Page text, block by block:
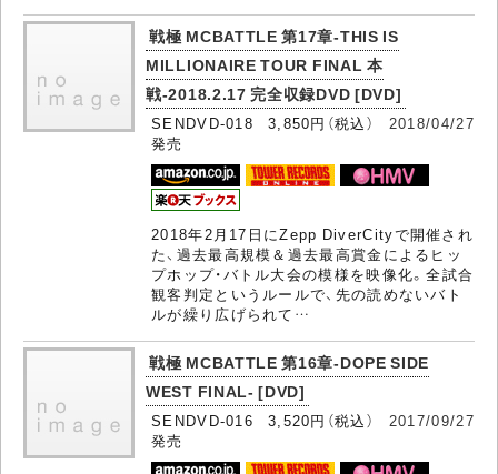
戦極 MCBATTLE 第17章-THIS IS
MILLIONAIRE TOUR FINAL 本
戦-2018.2.17 完全収録DVD [DVD]
SENDVD-018 3,850円（税込） 2018/04/27
発売
2018年2月17日にZepp DiverCityで開催され
た、過去最高規模＆過去最高賞金によるヒッ
プホップ・バトル大会の模様を映像化。全試合
観客判定というルールで、先の読めないバト
ルが繰り広げられて…
戦極 MCBATTLE 第16章-DOPE SIDE
WEST FINAL- [DVD]
SENDVD-016 3,520円（税込） 2017/09/27
発売